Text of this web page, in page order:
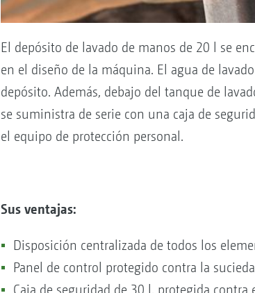
El depósito de lavado de manos de 20 l se
en el diseño de la máquina. El agua de
depósito. Además, debajo del tanque de
se suministra de serie con una caja de
el equipo de protección personal.
Sus ventajas:
Disposición centralizada de todos los
Panel de control protegido contra la